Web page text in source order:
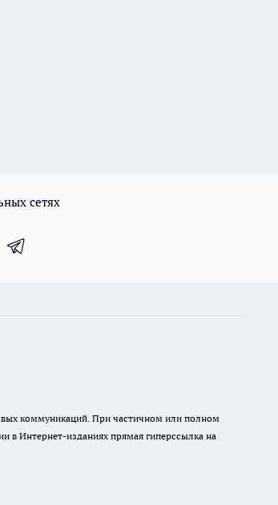
сетях
коммуникаций. При частичном или полном
в Интернет-изданиях прямая гиперссылка на